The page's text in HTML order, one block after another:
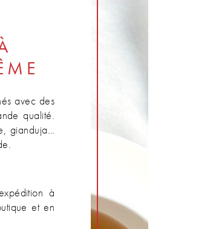
avec des
qualité.
gianduja…
à
et en